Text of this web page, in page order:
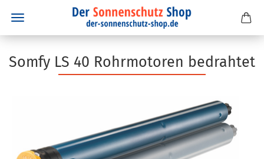
Somfy LS 40 Rohrmotoren bedrahtet